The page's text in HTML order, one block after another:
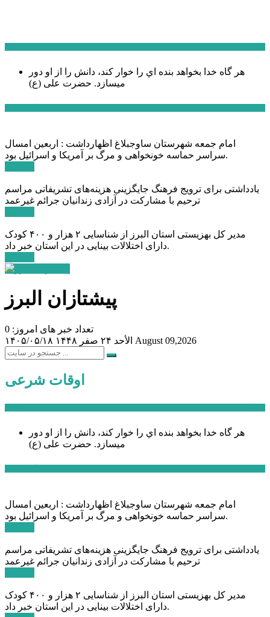
هر گاه خدا بخواهد بنده اي را خوار كند، دانش را از او دور
میسازد. حضرت علی (ع)
امام جمعه شهرستان ساوجبلاغ اظهارداشت : اربعین امسال
سراسر حماسه خونخواهی و مرگ بر آمریکا و اسرائیل بود.
یادداشتی برای ترویج فرهنگ جایگزینی هزینه‌های تشریفاتی مراسم
ترحیم با مشارکت در آزادی زندانیان جرائم غیرعمد
مدیر کل بهزیستی استان البرز از شناسایی ۲ هزار و ۴۰۰ کودک
دارای اختلالات بینایی در این استان خبر داد.
پیشتازان البرز
تعداد خبر های امروز: 0
۱۴۰۵/۰۵/۱۸
الأحد ۲۴ صفر ۱۴۴۸ August 09,2026
اوقات شرعی
هر گاه خدا بخواهد بنده اي را خوار كند، دانش را از او دور
میسازد. حضرت علی (ع)
امام جمعه شهرستان ساوجبلاغ اظهارداشت : اربعین امسال
سراسر حماسه خونخواهی و مرگ بر آمریکا و اسرائیل بود.
یادداشتی برای ترویج فرهنگ جایگزینی هزینه‌های تشریفاتی مراسم
ترحیم با مشارکت در آزادی زندانیان جرائم غیرعمد
مدیر کل بهزیستی استان البرز از شناسایی ۲ هزار و ۴۰۰ کودک
دارای اختلالات بینایی در این استان خبر داد.